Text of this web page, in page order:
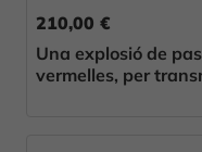
210,00 €
Una explosió de
vermelles, per